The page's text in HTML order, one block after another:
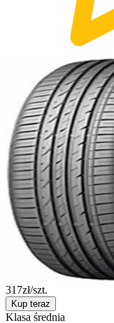
317zł/szt.
Kup teraz
Klasa średnia